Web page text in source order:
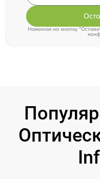
Нажимая на кнопку